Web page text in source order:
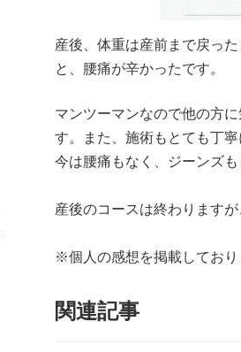
産後、体重は産前まで戻っ
と、腰痛が辛かったです。
マンツーマンなので他の方
す。また、施術もとても丁
今は腰痛もなく、ジーンズ
産後のコースは終わります
※個人の感想を掲載しており
関連記事